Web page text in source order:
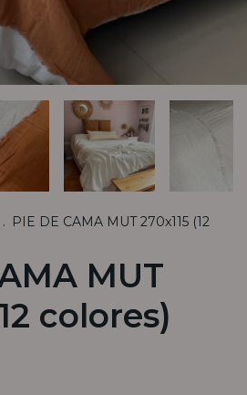
. PIE DE CAMA MUT 270x115 (12
MUT
colores)